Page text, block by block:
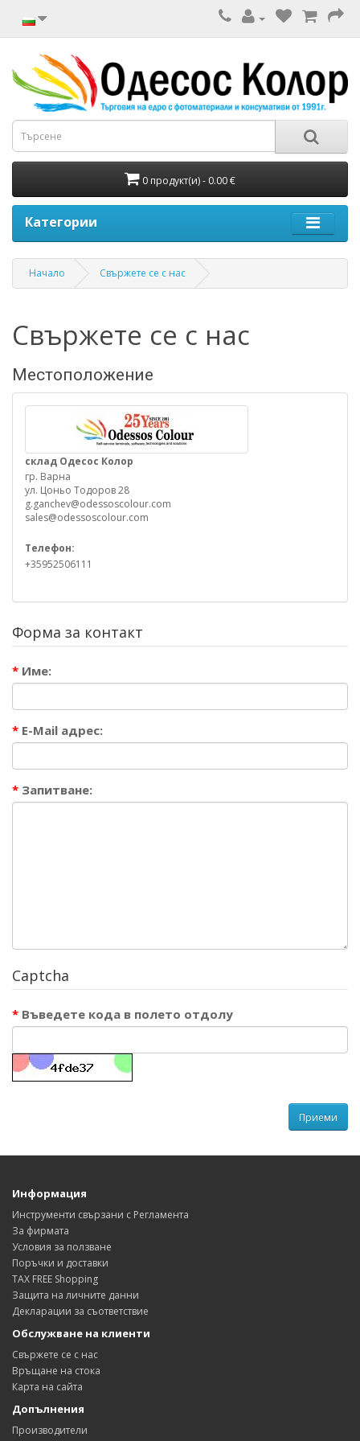
0 продукт(и) - 0.00 €
Категории
Начало Свържете се с нас
Свържете се с нас
Местоположение
склад Одесос Колор
гр. Варна
ул. Цоньо Тодоров 28
g.ganchev@odessoscolour.com
sales@odessoscolour.com
Телефон:
+35952506111
Форма за контакт
Име:
E-Mail адрес:
Запитване:
Captcha
Въведете кода в полето отдолу
Информация
Инструменти свързани с Регламента
За фирмата
Условия за ползване
Поръчки и доставки
TAX FREE Shopping
Защита на личните данни
Декларации за съответствие
Обслужване на клиенти
Свържете се с нас
Връщане на стока
Карта на сайта
Допълнения
Производители